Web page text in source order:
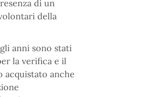
di un
della
anni sono stati
la verifica e il
anche